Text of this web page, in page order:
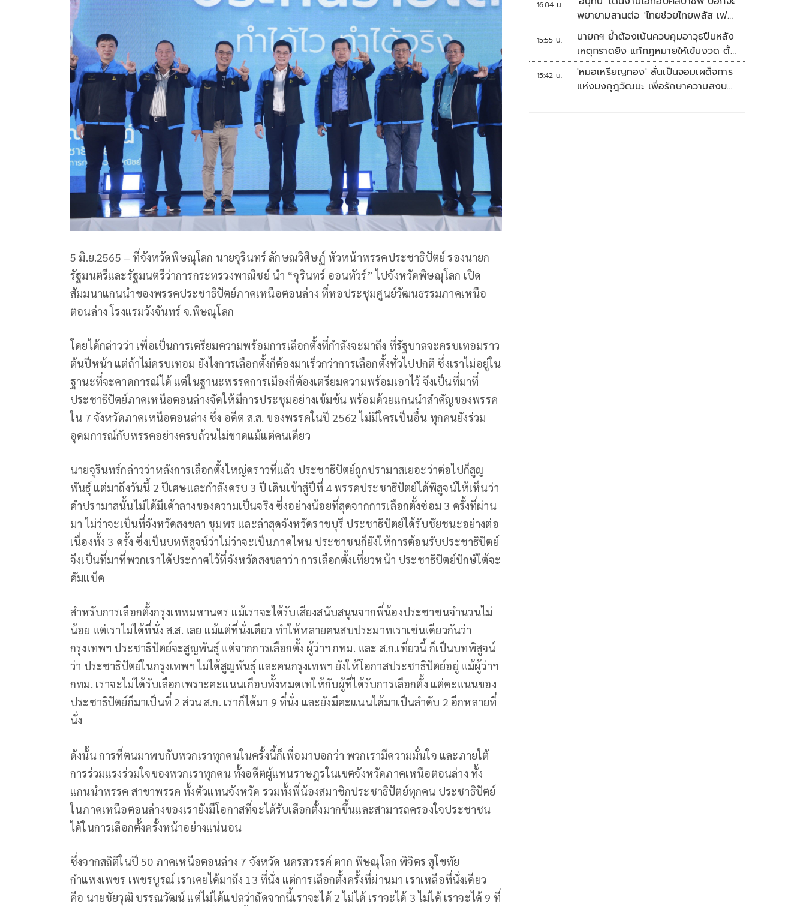
5 มิ.ย.2565 – ที่จังหวัดพิษณุโลก นายจุรินทร์ ลักษณวิศิษฏ์ หัวหน้าพรรคประชาธิปัตย์ รองนายก
รัฐมนตรีและรัฐมนตรีว่าการกระทรวงพาณิชย์ นำ “จุรินทร์ ออนทัวร์” ไปจังหวัดพิษณุโลก เปิด
สัมมนาแกนนำของพรรคประชาธิปัตย์ภาคเหนือตอนล่าง ที่หอประชุมศูนย์วัฒนธรรมภาคเหนือ
ตอนล่าง โรงแรมวังจันทร์ จ.พิษณุโลก
โดยได้กล่าวว่า เพื่อเป็นการเตรียมความพร้อมการเลือกตั้งที่กำลังจะมาถึง ที่รัฐบาลจะครบเทอมราว
ต้นปีหน้า แต่ถ้าไม่ครบเทอม ยังไงการเลือกตั้งก็ต้องมาเร็วกว่าการเลือกตั้งทั่วไปปกติ ซึ่งเราไม่อยู่ใน
ฐานะที่จะคาดการณ์ได้ แต่ในฐานะพรรคการเมืองก็ต้องเตรียมความพร้อมเอาไว้ จึงเป็นที่มาที่
ประชาธิปัตย์ภาคเหนือตอนล่างจัดให้มีการประชุมอย่างเข้มข้น พร้อมด้วยแกนนำสำคัญของพรรค
ใน 7 จังหวัดภาคเหนือตอนล่าง ซึ่ง อดีต ส.ส. ของพรรคในปี 2562 ไม่มีใครเป็นอื่น ทุกคนยังร่วม
อุดมการณ์กับพรรคอย่างครบถ้วนไม่ขาดแม้แต่คนเดียว
นายจุรินทร์กล่าวว่าหลังการเลือกตั้งใหญ่คราวที่แล้ว ประชาธิปัตย์ถูกปรามาสเยอะว่าต่อไปก็สูญ
พันธุ์ แต่มาถึงวันนี้ 2 ปีเศษและกำลังครบ 3 ปี เดินเข้าสู่ปีที่ 4 พรรคประชาธิปัตย์ได้พิสูจน์ให้เห็นว่า
คำปรามาสนั้นไม่ได้มีเค้าลางของความเป็นจริง ซึ่งอย่างน้อยที่สุดจากการเลือกตั้งซ่อม 3 ครั้งที่ผ่าน
มา ไม่ว่าจะเป็นที่จังหวัดสงขลา ชุมพร และล่าสุดจังหวัดราชบุรี ประชาธิปัตย์ได้รับชัยชนะอย่างต่อ
เนื่องทั้ง 3 ครั้ง ซึ่งเป็นบทพิสูจน์ว่าไม่ว่าจะเป็นภาคไหน ประชาชนก็ยังให้การต้อนรับประชาธิปัตย์
จึงเป็นที่มาที่พวกเราได้ประกาศไว้ที่จังหวัดสงขลาว่า การเลือกตั้งเที่ยวหน้า ประชาธิปัตย์ปักษ์ใต้จะ
คัมแบ็ค
สำหรับการเลือกตั้งกรุงเทพมหานคร แม้เราจะได้รับเสียงสนับสนุนจากพี่น้องประชาชนจำนวนไม่
น้อย แต่เราไม่ได้ที่นั่ง ส.ส. เลย แม้แต่ที่นั่งเดียว ทำให้หลายคนสบประมาทเราเช่นเดียวกันว่า
กรุงเทพฯ ประชาธิปัตย์จะสูญพันธุ์ แต่จากการเลือกตั้ง ผู้ว่าฯ กทม. และ ส.ก.เที่ยวนี้ ก็เป็นบทพิสูจน์
ว่า ประชาธิปัตย์ในกรุงเทพฯ ไม่ได้สูญพันธุ์ และคนกรุงเทพฯ ยังให้โอกาสประชาธิปัตย์อยู่ แม้ผู้ว่าฯ
กทม. เราจะไม่ได้รับเลือกเพราะคะแนนเกือบทั้งหมดเทให้กับผู้ที่ได้รับการเลือกตั้ง แต่คะแนนของ
ประชาธิปัตย์ก็มาเป็นที่ 2 ส่วน ส.ก. เราก็ได้มา 9 ที่นั่ง และยังมีคะแนนได้มาเป็นลำดับ 2 อีกหลายที่
นั่ง
ดังนั้น การที่ตนมาพบกับพวกเราทุกคนในครั้งนี้ก็เพื่อมาบอกว่า พวกเรามีความมั่นใจ และภายใต้
การร่วมแรงร่วมใจของพวกเราทุกคน ทั้งอดีตผู้แทนราษฎรในเขตจังหวัดภาคเหนือตอนล่าง ทั้ง
แกนนำพรรค สาขาพรรค ทั้งตัวแทนจังหวัด รวมทั้งพี่น้องสมาชิกประชาธิปัตย์ทุกคน ประชาธิปัตย์
ในภาคเหนือตอนล่างของเรายังมีโอกาสที่จะได้รับเลือกตั้งมากขึ้นและสามารถครองใจประชาชน
ได้ในการเลือกตั้งครั้งหน้าอย่างแน่นอน
ซึ่งจากสถิติในปี 50 ภาคเหนือตอนล่าง 7 จังหวัด นครสวรรค์ ตาก พิษณุโลก พิจิตร สุโขทัย
กำแพงเพชร เพชรบูรณ์ เราเคยได้มาถึง 13 ที่นั่ง แต่การเลือกตั้งครั้งที่ผ่านมา เราเหลือที่นั่งเดียว
คือ นายชัยวุฒิ บรรณวัฒน์ แต่ไม่ได้แปลว่าถัดจากนี้เราจะได้ 2 ไม่ได้ เราจะได้ 3 ไม่ได้ เราจะได้ 9 ที่
ข้อมูลส่วนบุคคลที่ใช้ได้จริง
16:04 น.
พยายามสานต่อ 'ไทยช่วยไทยพลัส เฟส
2'
15:55 น.
นายกฯ ย้ำต้องเน้นควบคุมอาวุธปืนหลัง
เหตุกราดยิง แก้กฎหมายให้เข้มงวด ตั้ง
ด่านตรวจเพิ่ม
15:42 น.
'หมอเหรียญทอง' ลั่นเป็นจอมเผด็จการ
แห่งมงกุฎวัฒนะ เพื่อรักษาความสงบ
ปลอดภัยภายในรพ.